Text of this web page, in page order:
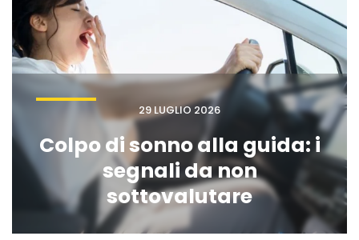
29 LUGLIO 2026
Colpo di sonno alla guida: i
segnali da non
sottovalutare